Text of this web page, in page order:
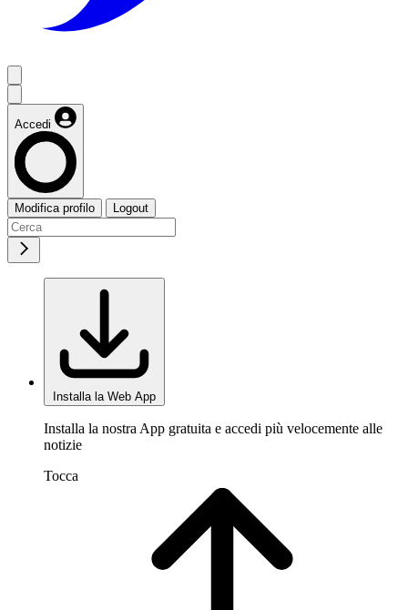
Accedi
Modifica profilo Logout
Installa la Web App
Installa la nostra App gratuita e accedi più velocemente alle
notizie
Tocca